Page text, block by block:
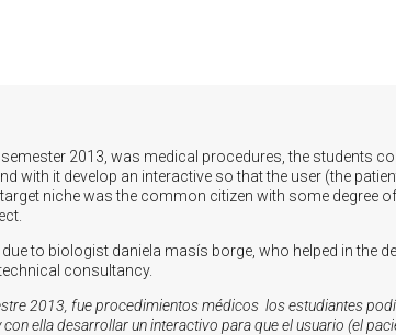
2013, was medical procedures, the students
with it develop an interactive so that the user (the
niche was the common citizen with some degree
to biologist daniela masís borge, who helped in the
consultancy.
2013, fue procedimientos médicos los estudiantes
ella desarrollar un interactivo para que el usuario (el